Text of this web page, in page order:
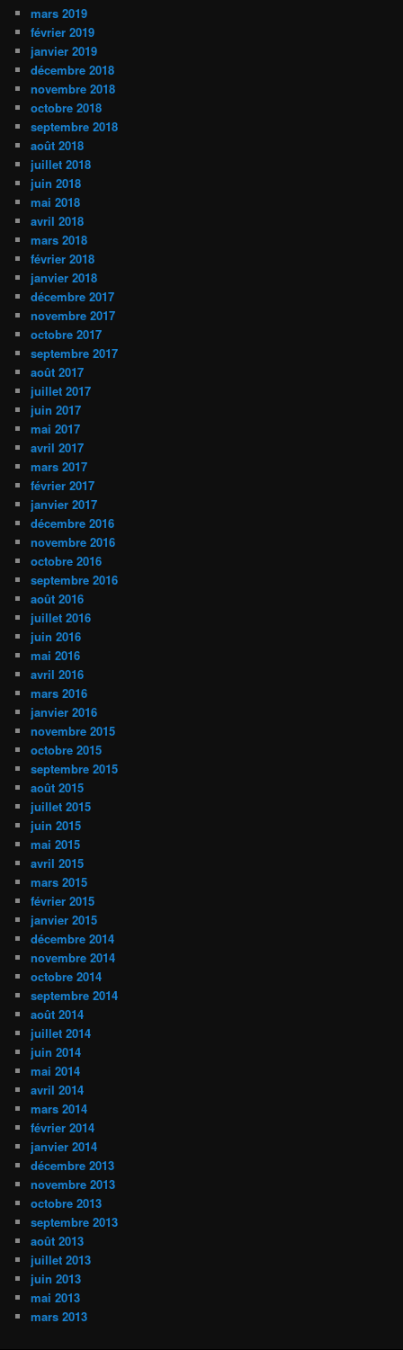
mars 2019
février 2019
janvier 2019
décembre 2018
novembre 2018
octobre 2018
septembre 2018
août 2018
juillet 2018
juin 2018
mai 2018
avril 2018
mars 2018
février 2018
janvier 2018
décembre 2017
novembre 2017
octobre 2017
septembre 2017
août 2017
juillet 2017
juin 2017
mai 2017
avril 2017
mars 2017
février 2017
janvier 2017
décembre 2016
novembre 2016
octobre 2016
septembre 2016
août 2016
juillet 2016
juin 2016
mai 2016
avril 2016
mars 2016
janvier 2016
novembre 2015
octobre 2015
septembre 2015
août 2015
juillet 2015
juin 2015
mai 2015
avril 2015
mars 2015
février 2015
janvier 2015
décembre 2014
novembre 2014
octobre 2014
septembre 2014
août 2014
juillet 2014
juin 2014
mai 2014
avril 2014
mars 2014
février 2014
janvier 2014
décembre 2013
novembre 2013
octobre 2013
septembre 2013
août 2013
juillet 2013
juin 2013
mai 2013
mars 2013